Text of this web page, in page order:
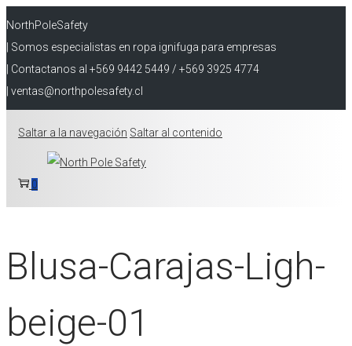
NorthPoleSafety
| Somos especialistas en ropa ignifuga para empresas
| Contactanos al +569 9442 5449 / +569 3925 4774
| ventas@northpolesafety.cl
Saltar a la navegación Saltar al contenido
0
Blusa-Carajas-Ligh-
beige-01